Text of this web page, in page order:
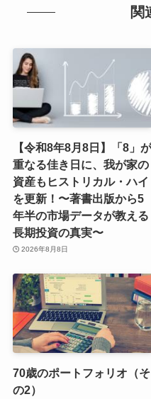
関
【令和8年8月8日】「8」が
重なる佳き日に、我が家の
資産もヒストリカル・ハイ
を更新！〜著書出版から5
年半の市場データが教える
長期投資の真実〜
2026年8月8日
70歳のポートフォリオ（そ
の2）